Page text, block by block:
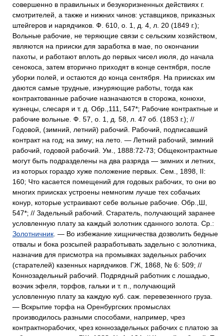
совершенно в правильных и безукоризненных действиях г.
смотрителей, а также и нижних чинов: уставщиков, приказных
штейгеров и нарядчиков. Ф. 610, о. 1, д. 4, л. 20 (1849 г.);
Вольные рабочие, не теряющие связи с сельским хозяйством,
являются на прииски для заработка в мае, по окончании
пахоты, и работают вплоть до первых чисел июля, до начала
сенокоса, затем вторично приходят в конце сентября, после
уборки полей, и остаются до конца сентября. На приисках им
даются самые трудные, изнуряющие работы, тогда как
контрактованные рабочие назначаются в сторожа, конюхи,
кузнецы, слесаря и т. д. Обр.,111, 547*; Рабочие контрактные и
рабочие вольные. Ф. 57, о. 1, д. 58, л. 47 об. (1853 г.); //
Годовой, (зимний, летний) рабочий. Рабочий, подписавший
контракт на год; на зиму; на лето. — Летний рабочий, зимний
рабочий, годовой рабочий. Ум., 1888:72-73; Общеконтрактные
могут быть подразделены на два разряда — зимних и летних,
из которых гораздо хуже положение первых. Сем., 1898, II:
160; Что касается помещений для годовых рабочих, то они во
многих приисках устроены немногим лучше тех собачьих
конур, которые устраивают себе вольные рабочие. Обр.,Ш,
547*; // Задельный рабочий. Старатель, получающий заранее
условленную плату за каждый золотник сданного золота. Ср.:
Золотничник . — Во избежание хищничества дозволить бедные
отвалы и бока розсыпей разработывать задельно с золотника,
назначив для присмотра на промывках задельных рабочих
(старателей) казенных нарядчиков. ГЖ, 1868, № 6: 509; //
Коннозадельный рабочий. Подрядный работник с лошадью,
возчик эфеля, торфов, гальки и т. п., получающий
условленную плату за каждую куб. саж. перевезенного груза.
— Вскрытие торфа на Оренбургских промыслах
производилось разными способами, например, чрез
контрактнорабочих, чрез коннозадельных рабочих с платою за